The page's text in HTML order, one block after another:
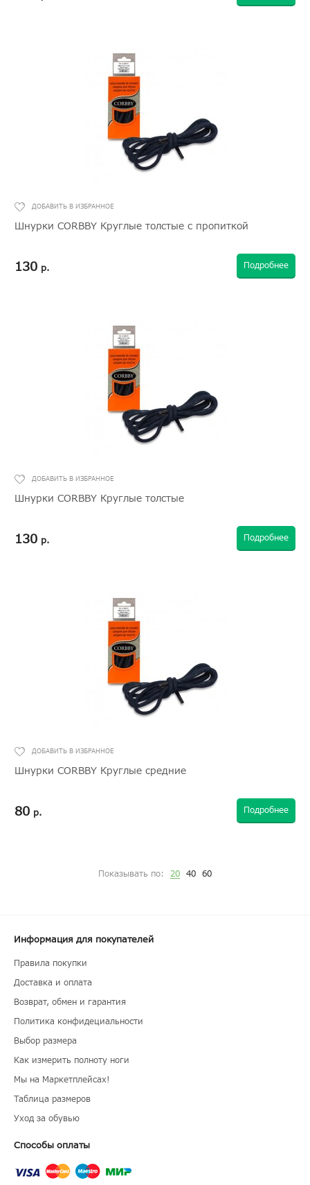
Шнурки CORBBY Круглые толстые с пропиткой
130 р. Подробнее
Шнурки CORBBY Круглые толстые
130 р. Подробнее
Шнурки CORBBY Круглые средние
80 р. Подробнее
Показывать по: 20 40 60
Информация для покупателей
Правила покупки
Доставка и оплата
Возврат, обмен и гарантия
Политика конфидециальности
Выбор размера
Как измерить полноту ноги
Мы на Маркетплейсах!
Таблица размеров
Уход за обувью
Способы оплаты